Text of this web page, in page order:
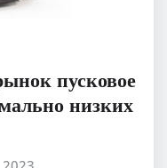
пусковое
низких